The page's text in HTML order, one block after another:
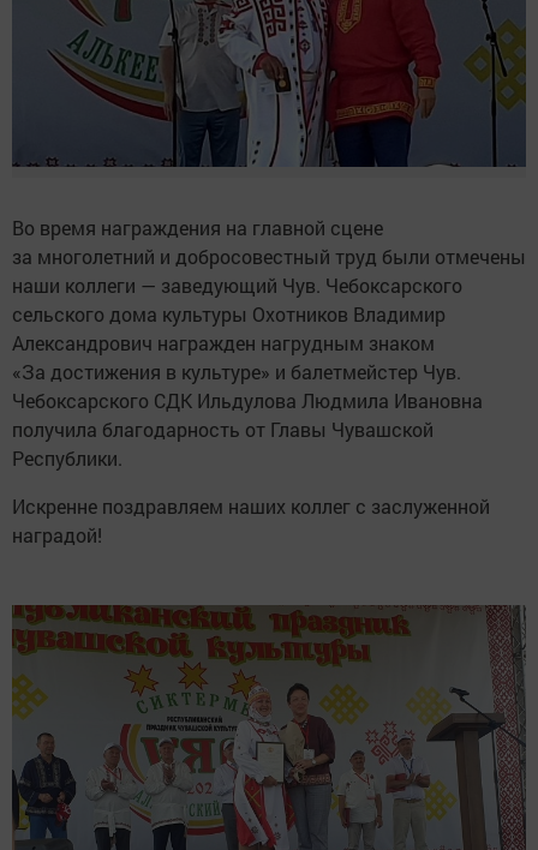
Во время награждения на главной сцене
за многолетний и добросовестный труд были отмечены
наши коллеги — заведующий Чув. Чебоксарского
сельского дома культуры Охотников Владимир
Александрович награжден нагрудным знаком
«За достижения в культуре» и балетмейстер Чув.
Чебоксарского СДК Ильдулова Людмила Ивановна
получила благодарность от Главы Чувашской
Республики.
Искренне поздравляем наших коллег с заслуженной
наградой!